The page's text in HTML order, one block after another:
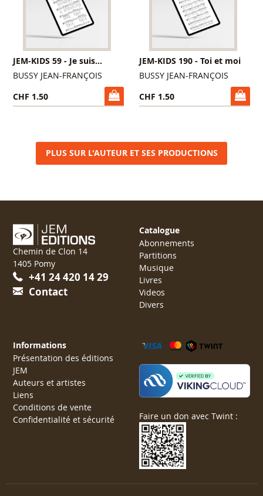
JEM-KIDS 59 - Je suis...
BUSSY JEAN-FRANÇOIS
CHF 1.50
JEM-KIDS 190 - Toi et moi
BUSSY JEAN-FRANÇOIS
CHF 1.50
PLUS SUR L'AUTEUR ET SES PRODUCTIONS
Chemin de Clon 14
1405 Pomy
+41 24 420 14 29
Contact
Catalogue
Abonnements
Partitions
Musique
Livres
Videos
Divers
Informations
Présentation des éditions
JEM
Auteurs et artistes
Liens
Conditions de vente
Confidentialité et sécurité
Faire un don avec Twint :